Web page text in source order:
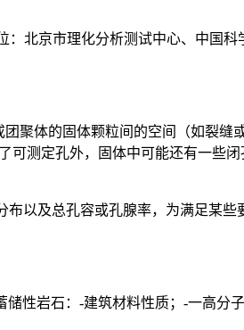
北京市理化分析测试中心、中国科
聚体的固体颗粒间的空间（如裂缝
测定孔外，固体中可能还有一些
以及总孔容或孔腺率，为满足某
性岩石：-建筑材料性质；-一高分